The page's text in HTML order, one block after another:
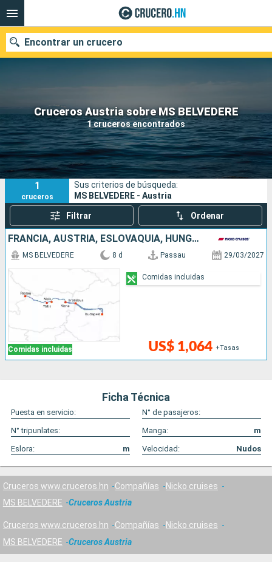
Cruceros Austria sobre MS BELVEDERE
1 cruceros encontrados
Encontrar un crucero
Nuestros destinos
Fecha de salida
Puertos Compañías
Buscar
1
cruceros
Sus criterios de búsqueda:
MS BELVEDERE - Austria
Filtrar Ordenar
FRANCIA, AUSTRIA, ESLOVAQUIA, HUNGRÍA, ALEMANIA
Comidas incluidas
MS BELVEDERE 8 d Passau 29/03/2027
US$ 1,064 +Tasas
Comidas incluidas
Ficha Técnica
Puesta en servicio:
N° de pasajeros:
N° tripunlates:
Manga:
m
Eslora:
m Velocidad: Nudos
Cruceros www.cruceros.hn Compañías
Nicko cruises
MS BELVEDERE
Cruceros Austria
Cruceros www.cruceros.hn Compañías
Nicko cruises
MS BELVEDERE
Cruceros Austria